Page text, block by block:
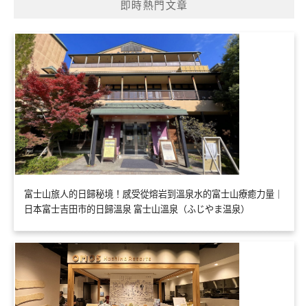
即時熱門文章
富士山旅人的日歸秘境！感受從熔岩到溫泉水的富士山療癒力量｜
日本富士吉田市的日歸溫泉 富士山溫泉（ふじやま温泉）